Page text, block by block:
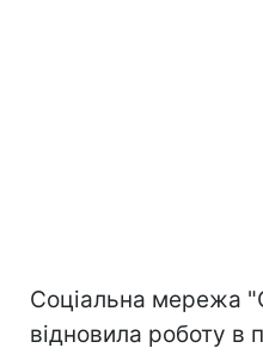
Соціальна мережа
відновила роботу в